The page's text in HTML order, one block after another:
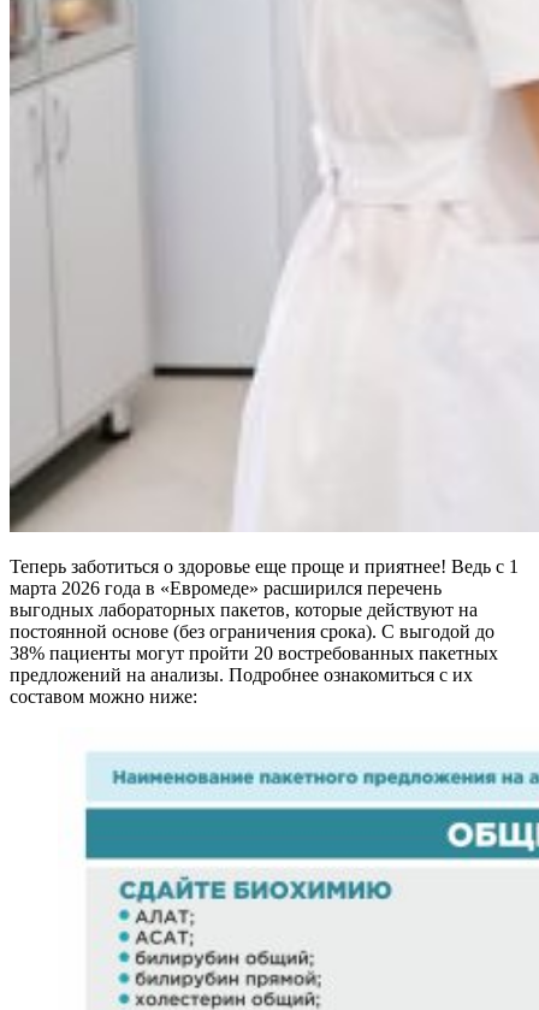
Теперь заботиться о здоровье еще проще и приятнее! Ведь с 1
марта 2026 года в «Евромеде» расширился перечень
выгодных лабораторных пакетов, которые действуют на
постоянной основе (без ограничения срока). С выгодой до
38% пациенты могут пройти 20 востребованных пакетных
предложений на анализы. Подробнее ознакомиться с их
составом можно ниже: